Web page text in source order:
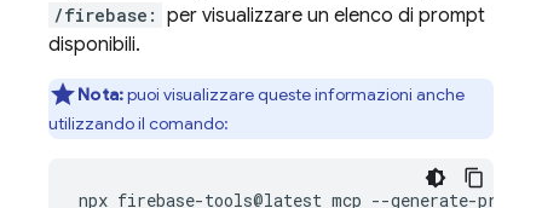
/firebase: per visualizzare un elenco di prompt
disponibili.
Nota:puoi visualizzare queste informazioni anche
utilizzando il comando: